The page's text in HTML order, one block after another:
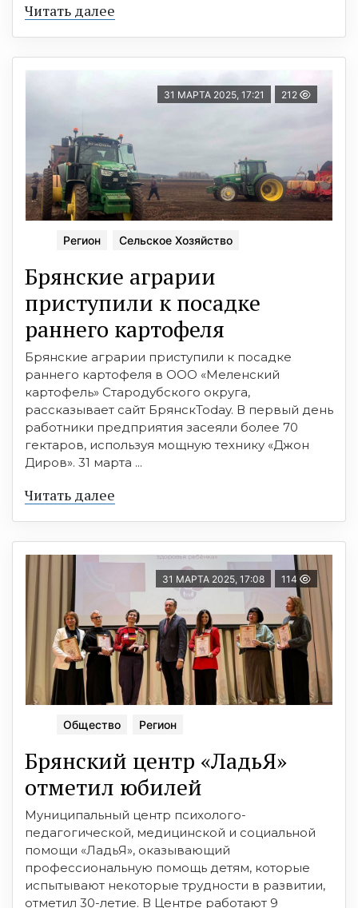
Читать далее
31 МАРТА 2025, 17:21 212
Регион Сельское Хозяйство
Брянские аграрии
приступили к посадке
раннего картофеля
Брянские аграрии приступили к посадке
раннего картофеля в ООО «Меленский
картофель» Стародубского округа,
рассказывает сайт БрянскToday. В первый день
работники предприятия засеяли более 70
гектаров, используя мощную технику «Джон
Диров». 31 марта ...
Читать далее
31 МАРТА 2025, 17:08 114
Общество Регион
Брянский центр «ЛадьЯ»
отметил юбилей
Муниципальный центр психолого-
педагогической, медицинской и социальной
помощи «ЛадьЯ», оказывающий
профессиональную помощь детям, которые
испытывают некоторые трудности в развитии,
отметил 30-летие. В Центре работают 9